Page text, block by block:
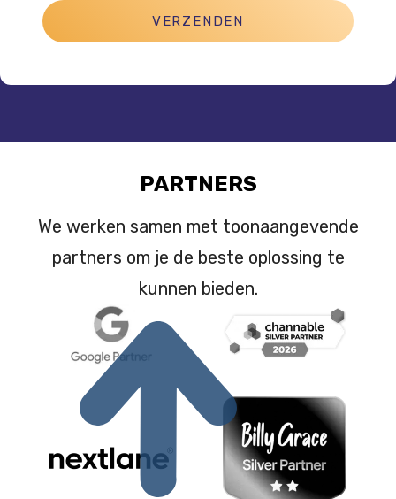
VERZENDEN
PARTNERS
We werken samen met toonaangevende
partners om je de beste oplossing te
kunnen bieden.